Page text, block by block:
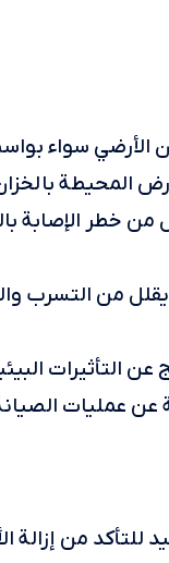
سواء
المحيطة
خطر الإصابة
من التسرب
التأثيرات
عمليات
من إزالة